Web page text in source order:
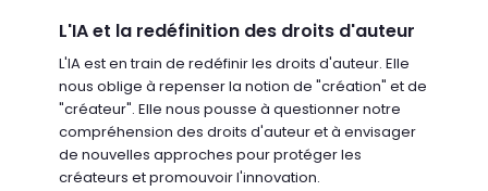
L'IA et la redéfinition des droits d'auteur
L'IA est en train de redéfinir les droits d'auteur. Elle
nous oblige à repenser la notion de "création" et de
"créateur". Elle nous pousse à questionner notre
compréhension des droits d'auteur et à envisager
de nouvelles approches pour protéger les
créateurs et promouvoir l'innovation.